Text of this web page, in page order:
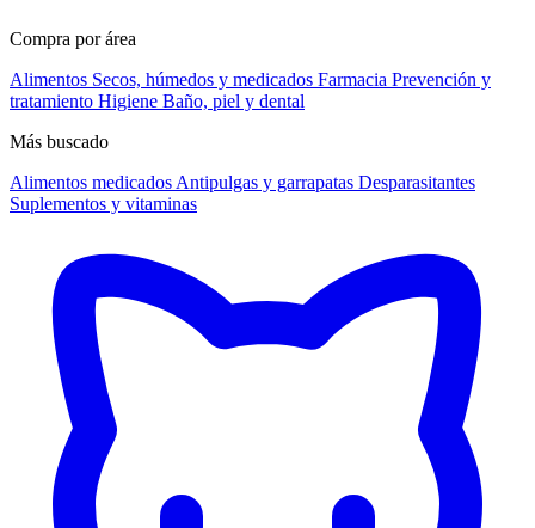
Compra por área
Alimentos Secos, húmedos y medicados Farmacia Prevención y
tratamiento Higiene Baño, piel y dental
Más buscado
Alimentos medicados Antipulgas y garrapatas Desparasitantes
Suplementos y vitaminas